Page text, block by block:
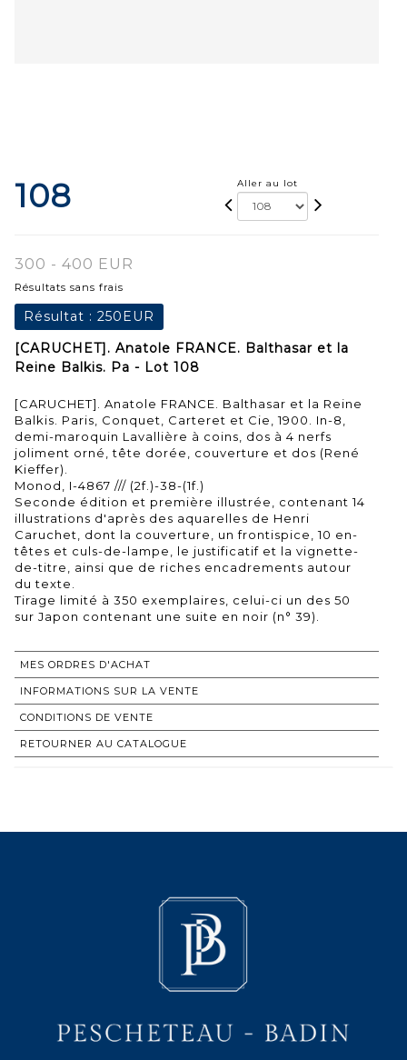
108 Aller au lot
300 - 400 EUR
Résultats sans frais
Résultat : 250EUR
[CARUCHET]. Anatole FRANCE. Balthasar et la
Reine Balkis. Pa - Lot 108
[CARUCHET]. Anatole FRANCE. Balthasar et la Reine
Balkis. Paris, Conquet, Carteret et Cie, 1900. In-8,
demi-maroquin Lavallière à coins, dos à 4 nerfs
joliment orné, tête dorée, couverture et dos (René
Kieffer).
Monod, I-4867 /// (2f.)-38-(1f.)
Seconde édition et première illustrée, contenant 14
illustrations d'après des aquarelles de Henri
Caruchet, dont la couverture, un frontispice, 10 en-
têtes et culs-de-lampe, le justificatif et la vignette-
de-titre, ainsi que de riches encadrements autour
du texte.
Tirage limité à 350 exemplaires, celui-ci un des 50
sur Japon contenant une suite en noir (n° 39).
MES ORDRES D'ACHAT
INFORMATIONS SUR LA VENTE
CONDITIONS DE VENTE
RETOURNER AU CATALOGUE